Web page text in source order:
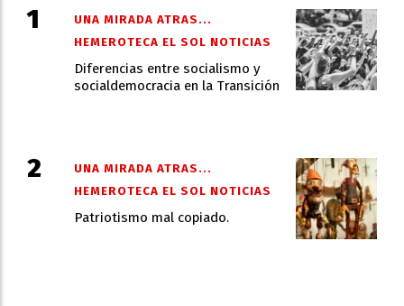
Diferencias entre socialismo y
socialdemocracia en la Transición
UNA MIRADA ATRAS...
HEMEROTECA EL SOL NOTICIAS
Patriotismo mal copiado.
UNA MIRADA ATRAS...
HEMEROTECA EL SOL NOTICIAS